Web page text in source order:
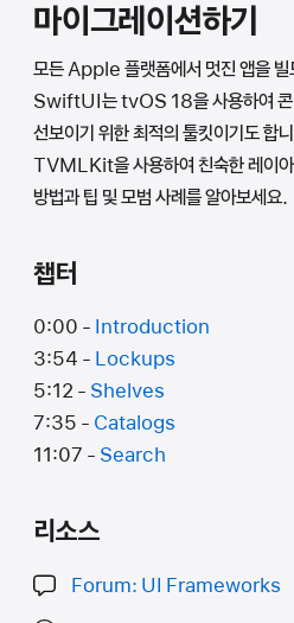
마이그레이션하기
모든 Apple 플랫폼에서 멋진 앱을 빌
SwiftUI는 tvOS 18을 사용하여
선보이기 위한 최적의 툴킷이기도
TVMLKit을 사용하여 친숙한 레이아
방법과 팁 및 모범 사례를 알아보세요.
챕터
0:00 - Introduction
3:54 - Lockups
5:12 - Shelves
7:35 - Catalogs
11:07 - Search
리소스
Forum: UI Frameworks